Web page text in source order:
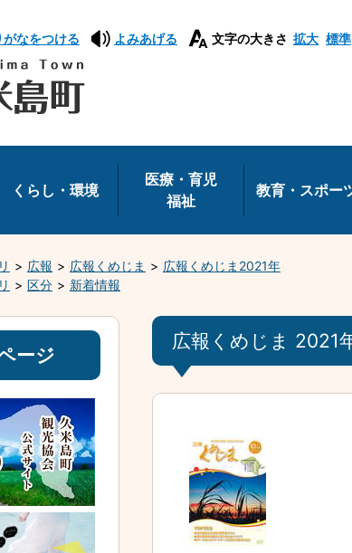
がなをつける よみあげる 文字の大きさ 拡大 標準
くらし・環境
医療・育児
福祉
教育・スポー
広報 広報くめじま
広報くめじま2021年
区分 新着情報
広報くめじま 2021
ージ